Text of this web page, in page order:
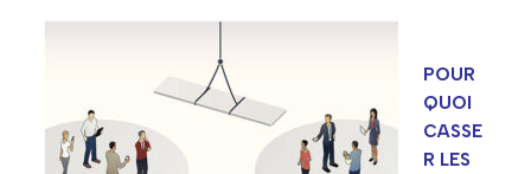
POUR
QUOI
CASSE
R LES